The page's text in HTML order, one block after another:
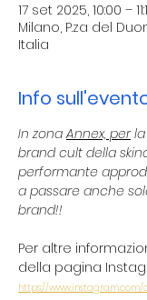
17 set 2025, 10:00 –
Milano, P.za del
Italia
Info
In zona Annex, per la
brand cult della
performante
a passare anche
brand!!
Per altre
della pagina
https://